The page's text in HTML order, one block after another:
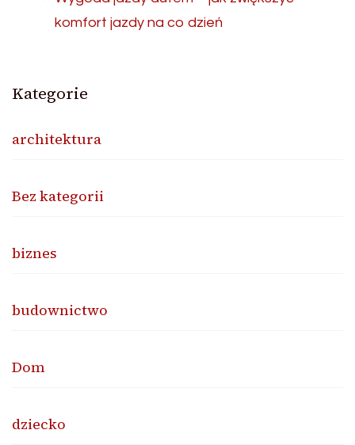
komfort jazdy na co dzień
Kategorie
architektura
Bez kategorii
biznes
budownictwo
Dom
dziecko